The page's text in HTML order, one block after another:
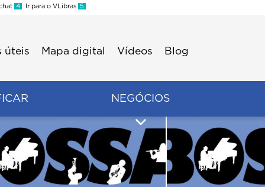
4 Ir para o VLibras 5
úteis Mapa digital Vídeos Blog
NEGÓCIOS